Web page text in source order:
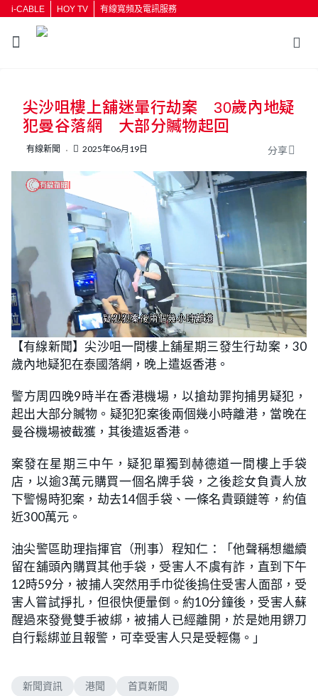
i-CABLE HOY TV 有線寬頻及電訊服務
按輸入鍵開始搜尋
尖沙咀樓上舖迷暈行劫案 30歲內地疑
犯曼谷落網 大部分贓物起回
有線新聞 2025年06月19日 分享
U
n
m
t
e
L
o
a
d
e
d
4
.
2
9
%
【有線新聞】尖沙咀一間樓上舖星期三發生行劫案，30
歲內地疑犯在泰國落網，晚上遣返香港。
警方周四晚9時半在香港機場，以搶劫罪拘捕男疑犯，
起出大部分贓物。疑犯犯案後兩個幾小時離港，當晚在
曼谷機場被截獲，其後遣返香港。
案發在星期三中午，疑犯單獨到赫德道一間樓上手袋
店，以逾3萬元購買一個名牌手袋，之後趁女負責人放
下警惕時犯案，劫去14個手袋、一條名貴頸鏈等，約值
近300萬元。
油尖警區助理指揮官（刑事）程知仁：「他聲稱想繼續
留在舖頭內購買其他手袋，受害人不虞有詐，直到下午
12時59分，被捕人突然用手巾從後摀住受害人面部，受
害人嘗試掙扎，但很快便暈倒。約10分鐘後，受害人蘇
醒過來發覺雙手被綁，被捕人已經離開，於是她用鎅刀
自行鬆綁並且報警，可幸受害人只是受輕傷。」
新聞資訊 港聞 首頁新聞